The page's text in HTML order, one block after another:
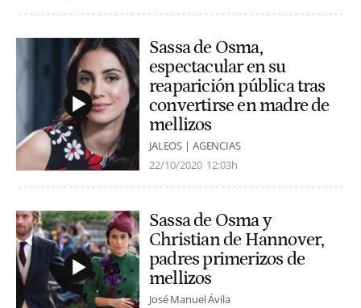
Sassa de Osma,
espectacular en su
reaparición pública tras
convertirse en madre de
mellizos
JALEOS | AGENCIAS
22/10/2020 12:03h
Sassa de Osma y
Christian de Hannover,
padres primerizos de
mellizos
José Manuel Ávila